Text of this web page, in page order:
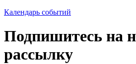
Календарь событий
Подпишитесь на
рассылку